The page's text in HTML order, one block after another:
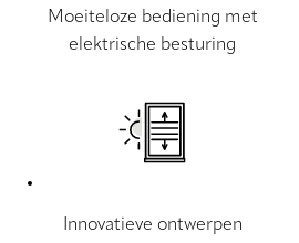
Moeiteloze bediening met
elektrische besturing
Innovatieve ontwerpen